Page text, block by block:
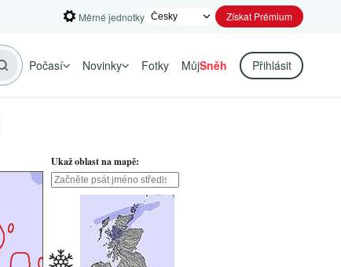
Měrné jednotky Získat Prémium
Počasí Novinky Fotky MůjSněh Přihlásit
Ukaž oblast na mapě: